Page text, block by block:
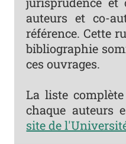
auteurs et co-
référence. Cette
bibliographie
ces ouvrages.
La liste
chaque auteurs
site de